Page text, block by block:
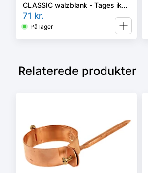
CLASSIC walzblank - Tages ikke
retur -
71 kr.
På lager
Relaterede produkter